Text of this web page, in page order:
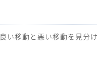
良い移動と悪い移動を見分